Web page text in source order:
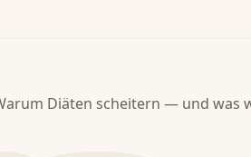
Diäten scheitern — und was